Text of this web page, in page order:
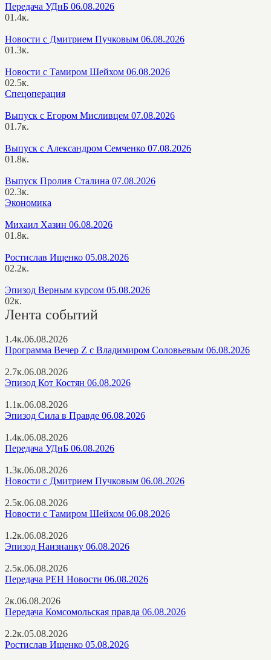
Передача УДнБ 06.08.2026
01.4к.
Новости с Дмитрием Пучковым 06.08.2026
01.3к.
Новости с Тамиром Шейхом 06.08.2026
02.5к.
Спецоперация
Выпуск с Егором Мисливцем 07.08.2026
01.7к.
Выпуск с Александром Семченко 07.08.2026
01.8к.
Выпуск Пролив Сталина 07.08.2026
02.3к.
Экономика
Михаил Хазин 06.08.2026
01.8к.
Ростислав Ищенко 05.08.2026
02.2к.
Эпизод Верным курсом 05.08.2026
02к.
Лента событий
1.4к.06.08.2026
Программа Вечер Z с Владимиром Соловьевым 06.08.2026
2.7к.06.08.2026
Эпизод Кот Костян 06.08.2026
1.1к.06.08.2026
Эпизод Сила в Правде 06.08.2026
1.4к.06.08.2026
Передача УДнБ 06.08.2026
1.3к.06.08.2026
Новости с Дмитрием Пучковым 06.08.2026
2.5к.06.08.2026
Новости с Тамиром Шейхом 06.08.2026
1.2к.06.08.2026
Эпизод Наизнанку 06.08.2026
2.5к.06.08.2026
Передача РЕН Новости 06.08.2026
2к.06.08.2026
Передача Комсомольская правда 06.08.2026
2.2к.05.08.2026
Ростислав Ищенко 05.08.2026